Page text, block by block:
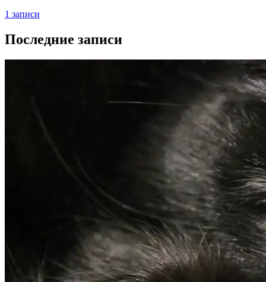
1 записи
Последние записи